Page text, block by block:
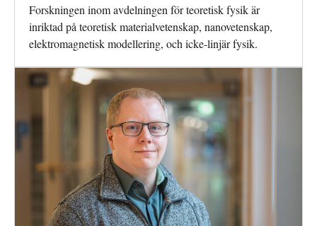
Forskningen inom avdelningen för teoretisk fysik är
inriktad på teoretisk materialvetenskap, nanovetenskap,
elektromagnetisk modellering, och icke-linjär fysik.